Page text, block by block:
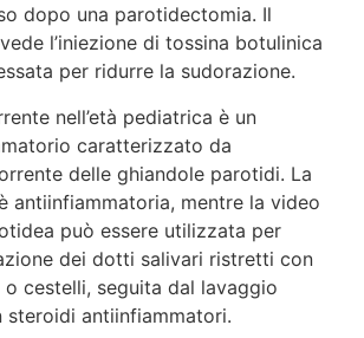
dopo una parotidectomia. Il
l’iniezione di tossina botulinica
per ridurre la sudorazione.
nell’età pediatrica è un
caratterizzato da
delle ghiandole parotidi. La
antiinfiammatoria, mentre la video
può essere utilizzata per
dei dotti salivari ristretti con
o cestelli, seguita dal lavaggio
steroidi antiinfiammatori.